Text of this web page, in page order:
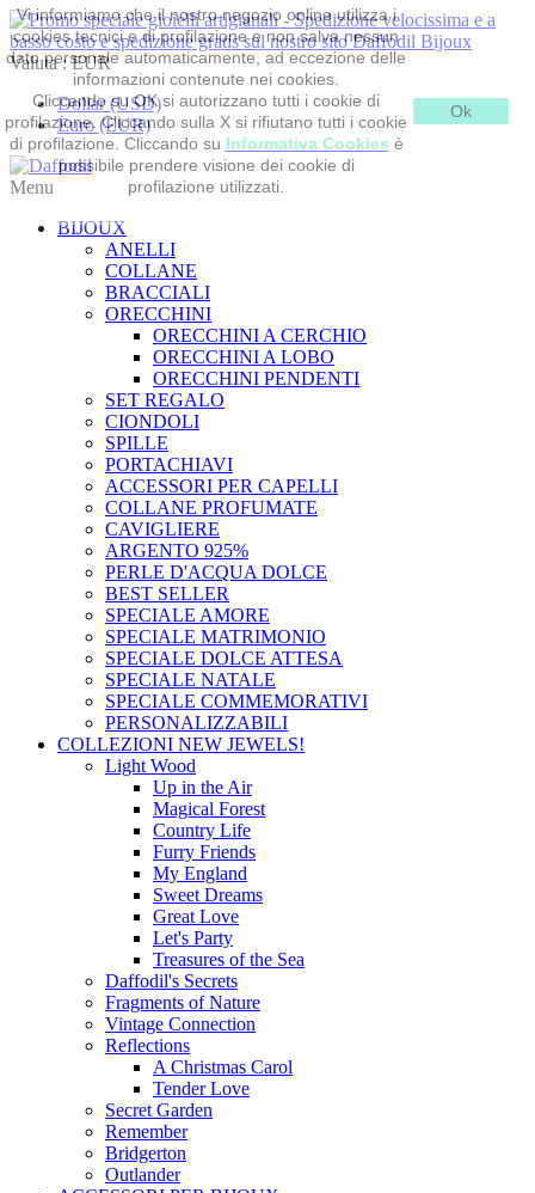
Valuta : EUR
Dollar (USD)
Euro (EUR)
Menu
BIJOUX
ANELLI
COLLANE
BRACCIALI
ORECCHINI
ORECCHINI A CERCHIO
ORECCHINI A LOBO
ORECCHINI PENDENTI
SET REGALO
CIONDOLI
SPILLE
PORTACHIAVI
ACCESSORI PER CAPELLI
COLLANE PROFUMATE
CAVIGLIERE
ARGENTO 925%
PERLE D'ACQUA DOLCE
BEST SELLER
SPECIALE AMORE
SPECIALE MATRIMONIO
SPECIALE DOLCE ATTESA
SPECIALE NATALE
SPECIALE COMMEMORATIVI
PERSONALIZZABILI
COLLEZIONI NEW JEWELS!
Light Wood
Up in the Air
Magical Forest
Country Life
Furry Friends
My England
Sweet Dreams
Great Love
Let's Party
Treasures of the Sea
Daffodil's Secrets
Fragments of Nature
Vintage Connection
Reflections
A Christmas Carol
Tender Love
Secret Garden
Remember
Bridgerton
Outlander
Vi informiamo che il nostro negozio online utilizza i
cookies tecnici e di profilazione e non salva nessun
dato personale automaticamente, ad eccezione delle
informazioni contenute nei cookies.
Cliccando su OK si autorizzano tutti i cookie di
profilazione. Cliccando sulla X si rifiutano tutti i cookie
di profilazione. Cliccando su Informativa Cookies è
possibile prendere visione dei cookie di
profilazione utilizzati.
Ok